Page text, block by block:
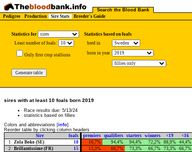
Search the Blood Bank
Pedigree
Production Sire Stats Breeder's Guide
Statistics for
Statistics based on foals
Least number of foals:
bred in
Only first crop stallions born in year .
.
sires with at least 10 foals born 2019
Race results due: 5/13/24
statistics based on fillies
Colors and abbreviations [info]
Reorder table by clicking column headers
Sire
foals premiers qualifiers starters winners <19 <16
1
Zola Boko (SE) 18 16,7% 94,4% 94,4% 72,2% 88,9% 44,4%
2
Brillantissime (FR) 15 13,3% 66,7% 73,3% 66,7% 73,3% 66,7%